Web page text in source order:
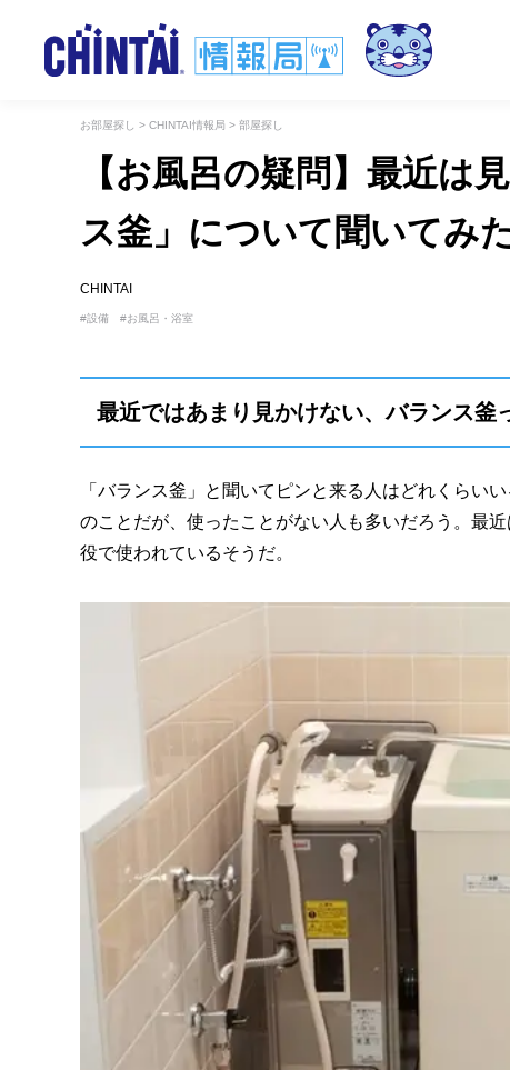
お部屋探し > CHINTAI情報局 > 部屋探し
【お風呂の疑問】最近は
ス釜」について聞いてみ
CHINTAI
設備 お風呂・浴室
最近ではあまり見かけない、バランス釜
「バランス釜」と聞いてピンと来る人はどれくら
のことだが、使ったことがない人も多いだろう。最
役で使われているそうだ。